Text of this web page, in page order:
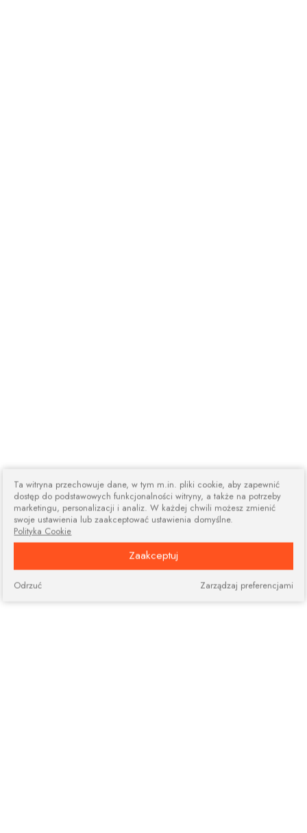
Ta witryna przechowuje dane, w tym m.in. pliki cookie, aby zapewnić
dostęp do podstawowych funkcjonalności witryny, a także na potrzeby
marketingu, personalizacji i analiz. W każdej chwili możesz zmienić
swoje ustawienia lub zaakceptować ustawienia domyślne.
Polityka Cookie
Zaakceptuj
Zarządzaj preferencjami
Odrzuć